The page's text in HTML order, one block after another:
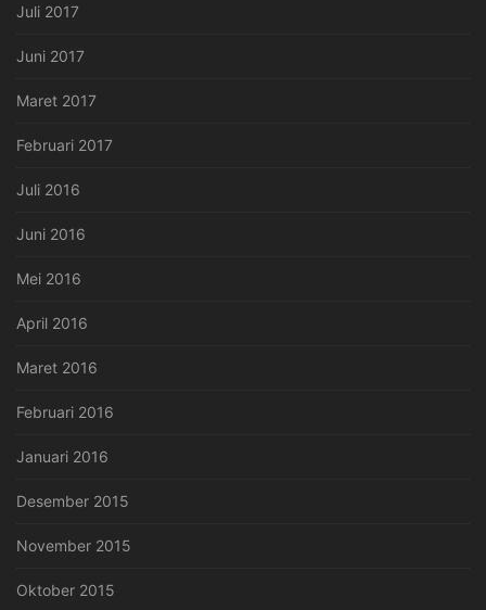
Juli 2017
Juni 2017
Maret 2017
Februari 2017
Juli 2016
Juni 2016
Mei 2016
April 2016
Maret 2016
Februari 2016
Januari 2016
Desember 2015
November 2015
Oktober 2015